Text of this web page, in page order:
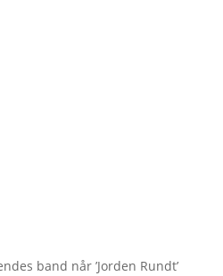
band når ’Jorden Rundt’